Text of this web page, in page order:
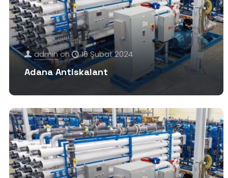
adminon 16 Şubat 2024
Adana Antiskalant